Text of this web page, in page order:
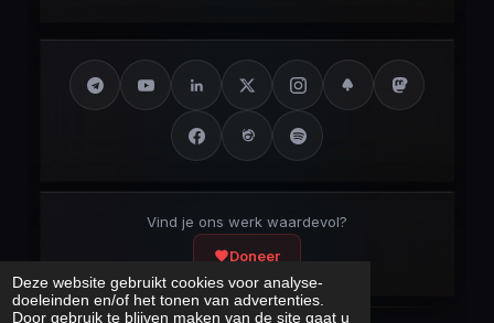
Deze website gebruikt cookies voor analyse-
doeleinden en/of het tonen van advertenties.
Door gebruik te blijven maken van de site gaat u
Vind je ons werk waardevol?
Doneer